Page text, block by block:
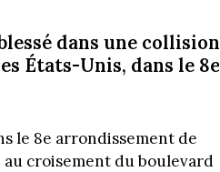
dans une collision
États-Unis, dans le 8e
le 8e arrondissement de
croisement du boulevard